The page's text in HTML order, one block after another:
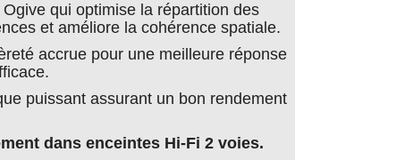
qui optimise la répartition des
et améliore la cohérence spatiale.
accrue pour une meilleure réponse
puissant assurant un bon rendement
dans enceintes Hi-Fi 2 voies.